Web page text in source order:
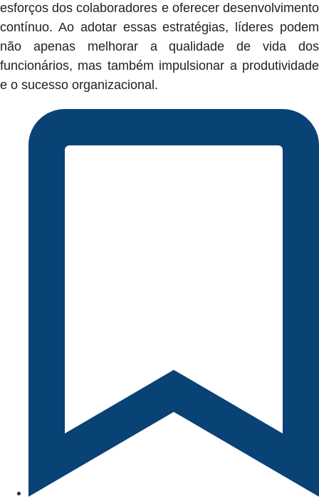
esforços dos colaboradores e oferecer desenvolvimento
contínuo. Ao adotar essas estratégias, líderes podem
não apenas melhorar a qualidade de vida dos
funcionários, mas também impulsionar a produtividade
e o sucesso organizacional.